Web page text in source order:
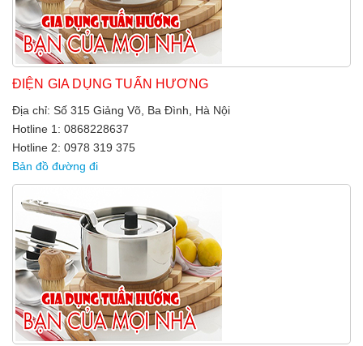
ĐIỆN GIA DỤNG TUẤN HƯƠNG
Địa chỉ: Số 315 Giảng Võ, Ba Đình, Hà Nội
Hotline 1: 0868228637
Hotline 2: 0978 319 375
Bản đồ đường đi